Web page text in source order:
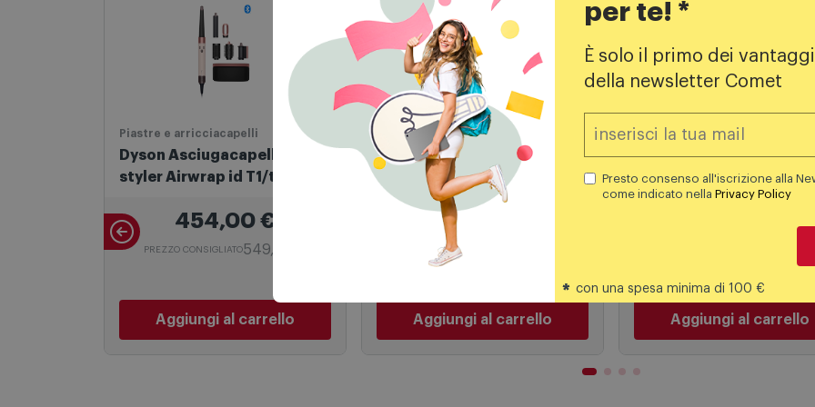
Piastre e arricciacapelli
Dyson Asciugacapelli Multi-
454,00€
Cialde e Capsule caffè
Caffè Borbone Capsule
Miscela Nobile 200pz
38,99
Cialde e Capsule caffè
Lavazza A Modo Mio
Capsule Caffè 216 Pz
per te! *
È solo il primo dei
della newsletter Comet
Presto consenso all'iscrizione alla
come indicato nella Privacy Policy
* con una spesa minima di 100 €